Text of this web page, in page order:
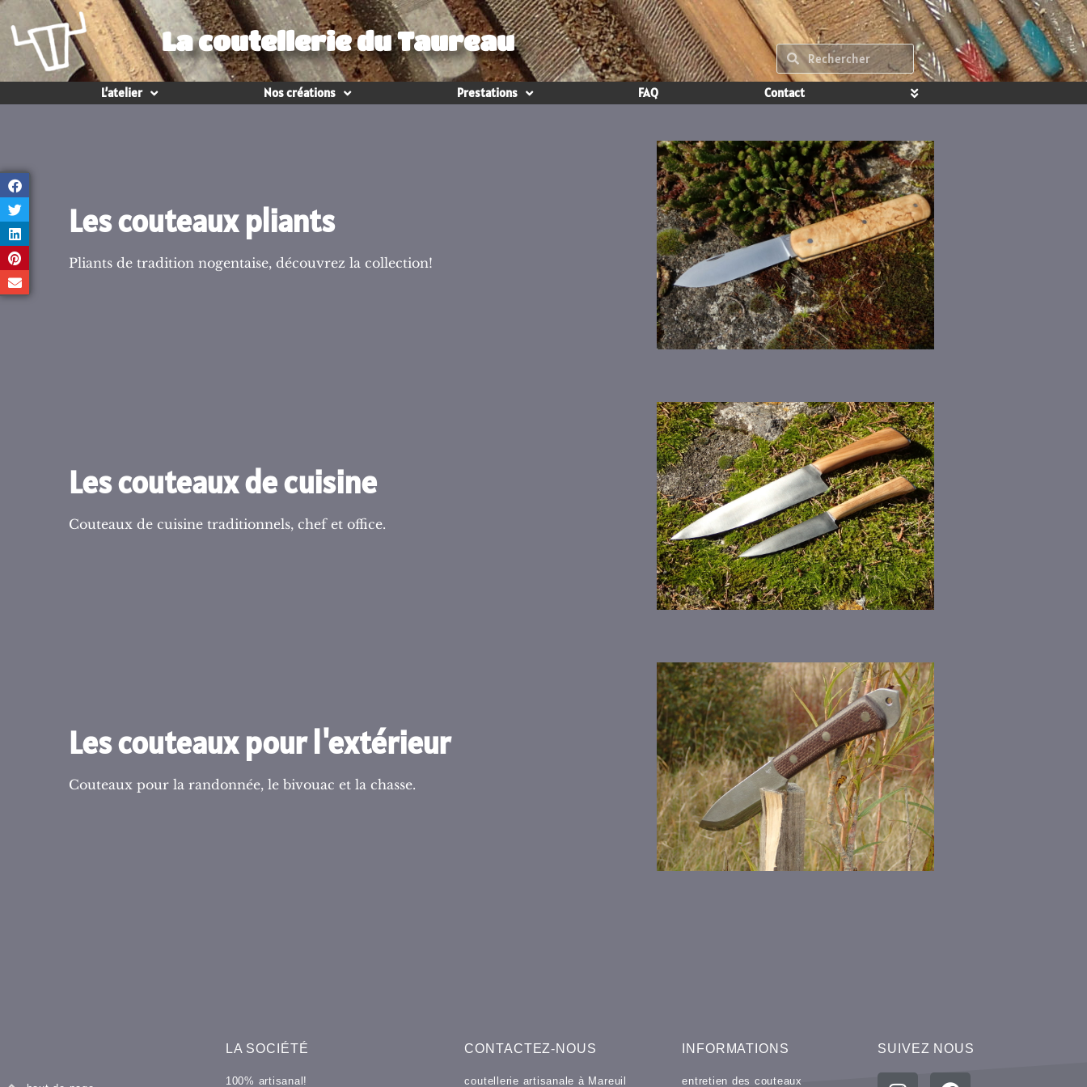
La coutellerie du Taureau
L’atelier Nos créations Prestations FAQ Contact
Les couteaux pliants
Pliants de tradition nogentaise, découvrez la collection!
Les couteaux de cuisine
Couteaux de cuisine traditionnels, chef et office.
Les couteaux pour l'extérieur
Couteaux pour la randonnée, le bivouac et la chasse.
LA SOCIÉTÉ
100% artisanal!
CONTACTEZ-NOUS
coutellerie artisanale à Mareuil
INFORMATIONS
entretien des couteaux
SUIVEZ NOUS